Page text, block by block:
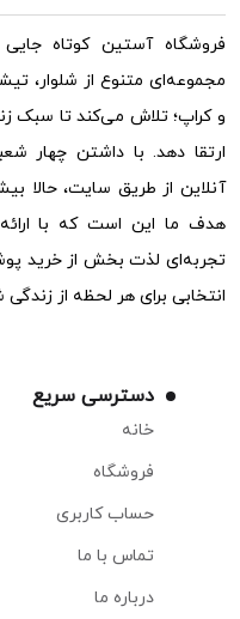
فروشگاه آستین کوتاه جایی
مجموعه‌ای متنوع از شلوار،
و کراپ؛ تلاش می‌کند تا سبک
ارتقا دهد. با داشتن چهار
آنلاین از طریق سایت، حالا
هدف ما این است که با
تجربه‌ای لذت بخش از خرید
انتخابی برای هر لحظه از زندگی
دسترسی سریع
خانه
فروشگاه
حساب کاربری
تماس با ما
درباره ما